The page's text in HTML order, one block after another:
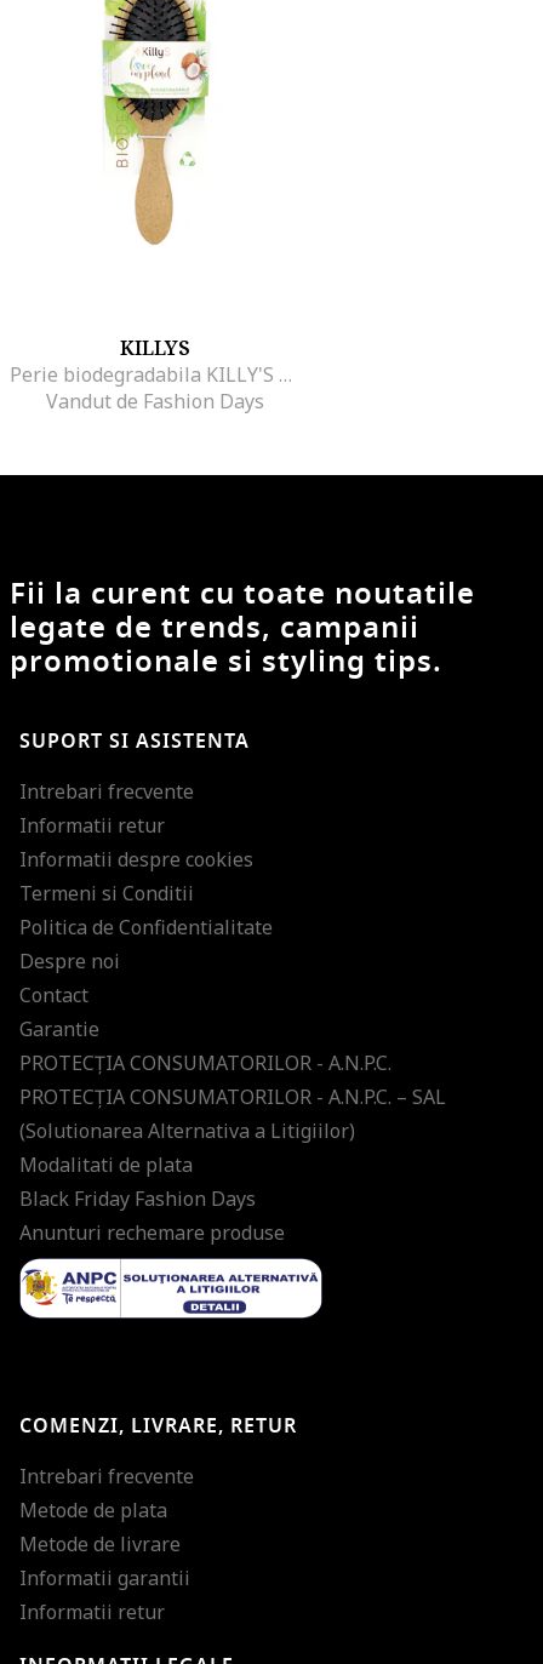
KILLYS
Perie biodegradabila KILLY'S LOVE OUR PLANET, Maro
Vandut de Fashion Days
Fii la curent cu toate noutatile
legate de trends, campanii
promotionale si styling tips.
SUPORT SI ASISTENTA
Intrebari frecvente
Informatii retur
Informatii despre cookies
Termeni si Conditii
Politica de Confidentialitate
Despre noi
Contact
Garantie
PROTECŢIA CONSUMATORILOR - A.N.P.C.
PROTECŢIA CONSUMATORILOR - A.N.P.C. – SAL
(Solutionarea Alternativa a Litigiilor)
Modalitati de plata
Black Friday Fashion Days
Anunturi rechemare produse
COMENZI, LIVRARE, RETUR
Intrebari frecvente
Metode de plata
Metode de livrare
Informatii garantii
Informatii retur